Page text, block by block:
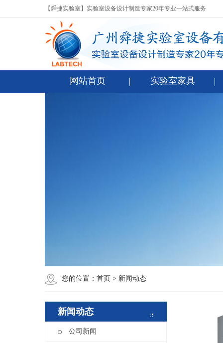
【舜捷实验室】实验室设备设计制造专家20年专业一站式服务
网站首页 实验室家具
您的位置： 首页 > 新闻动态
新闻动态
公司新闻